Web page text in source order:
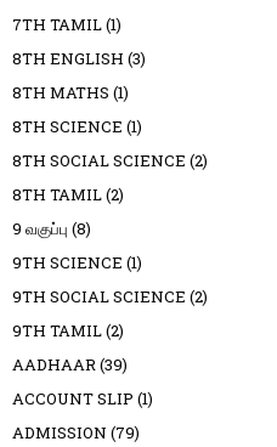
7TH TAMIL(1)
8TH ENGLISH (3)
8TH MATHS (1)
8TH SCIENCE (1)
8TH SOCIAL SCIENCE (2)
8TH TAMIL(2)
9 வகுப்பு (8)
9TH SCIENCE (1)
9TH SOCIAL SCIENCE (2)
9TH TAMIL(2)
AADHAAR(39)
ACCOUNT SLIP (1)
ADMISSION (79)